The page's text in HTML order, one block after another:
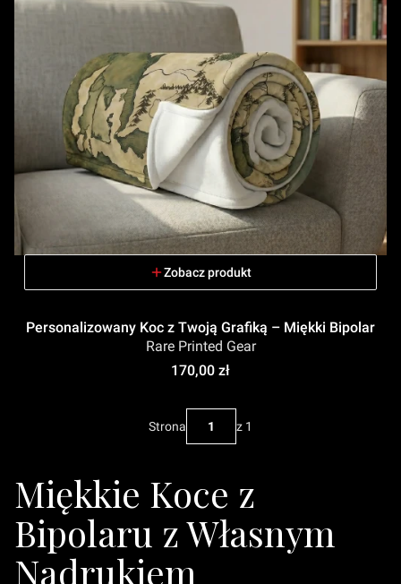
Zobacz produkt
Personalizowany Koc z Twoją Grafiką – Miękki Bipolar
Rare Printed Gear
Cena
170,00 zł
Strona z 1
Miękkie Koce z
Bipolaru z Własnym
Nadrukiem